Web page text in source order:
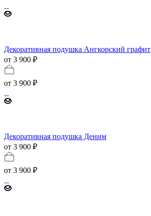
Декоративная подушка Ангкорский графит
от 3 900 ₽
от 3 900 ₽
Декоративная подушка Деним
от 3 900 ₽
от 3 900 ₽